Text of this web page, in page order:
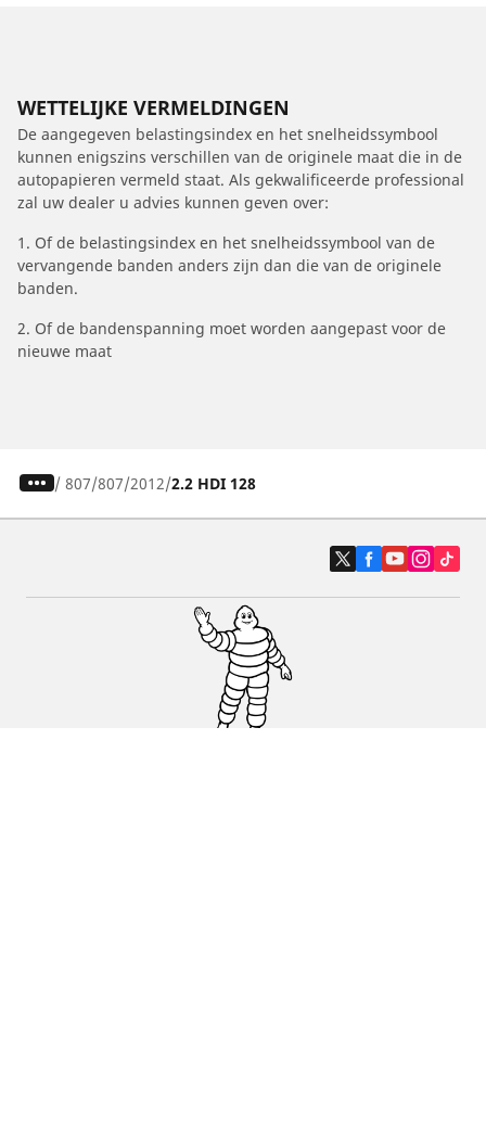
WETTELIJKE VERMELDINGEN
De aangegeven belastingsindex en het snelheidssymbool
kunnen enigszins verschillen van de originele maat die in de
autopapieren vermeld staat. Als gekwalificeerde professional
zal uw dealer u advies kunnen geven over:
1. Of de belastingsindex en het snelheidssymbool van de
vervangende banden anders zijn dan die van de originele
banden.
2. Of de bandenspanning moet worden aangepast voor de
nieuwe maat
/ 807 807 2012 2.2 HDI 128